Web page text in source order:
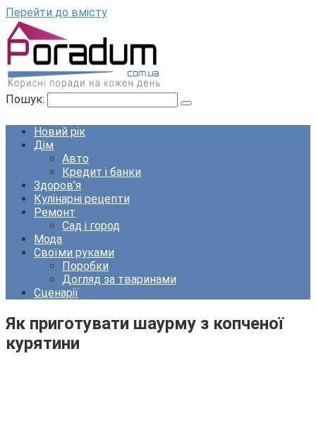
Перейти до вмісту
Пошук:
Новий рік
Дім
Авто
Кредит і банки
Здоров’я
Кулінарні рецепти
Ремонт
Сад і город
Мода
Своїми руками
Поробки
Догляд за тваринами
Сценарії
Як приготувати шаурму з копченої
курятини